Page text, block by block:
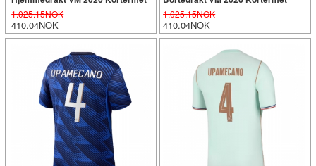
1.025.15NOK
410.04NOK
1.025.15NOK
410.04NOK